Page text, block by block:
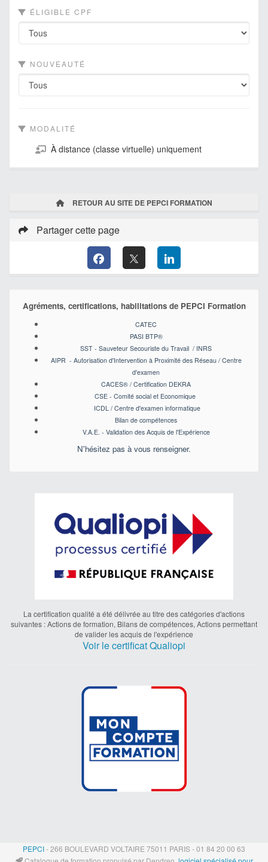
ÉLIGIBLE CPF
NOUVEAUTÉ
MODALITÉ
À distance (classe virtuelle) uniquement
RETOUR AU SITE DE PEPCI FORMATION
Partager cette page
Agréments, certifications, habilitations de PEPCI Formation
CATEC
PASI BTP®
SST - Sauveteur Secouriste du Travail / INRS
AIPR - Autorisation d'Intervention à Proximité des Réseau / Centre
d'examen
CACES® / Certification DEKRA
CSE - Comité social et Economique
ICDL / Centre d'examen informatique
Bilan de compétences
V.A.E. - Validation des Acquis de l'Expérience
N'hésitez pas à vous renseigner.
La certification qualité a été délivrée au titre des catégories d'actions
suivantes : Actions de formation, Bilans de compétences, Actions permettant
de valider les acquis de l'expérience
Voir le certificat Qualiopi
PEPCI- 266 BOULEVARD VOLTAIRE 75011 PARIS - 01 84 20 00 63